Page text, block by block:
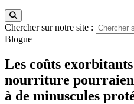
Chercher sur notre site :
Blogue
Les coûts
nourriture
à de minuscules